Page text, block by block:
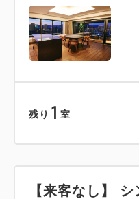
残り 1 室
【来客なし】